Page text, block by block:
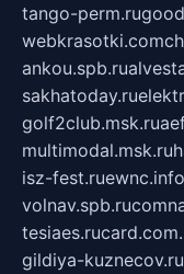
tango-perm.ru
webkrasotki.com
ankou.spb.ru
sakhatoday.ru
golf2club.msk.ru
multimodal.msk.ru
isz-fest.ruewnc.info
volnav.spb.ru
tesiaes.ru
gildiya-kuznecov.ru